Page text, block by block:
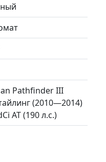
Pathfinder III
(2010—2014)
AT (190 л.с.)